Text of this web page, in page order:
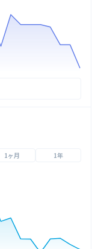
1ヶ月 1年